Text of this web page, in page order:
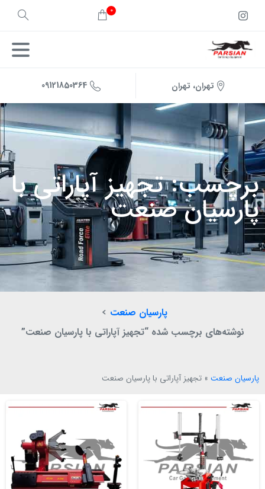
0
تهران، تهران 09121850364
برچسب: تجهیز آپاراتی با
پارسیان صنعت
پارسیان صنعت
نوشته‌های برچسب شده “تجهیز آپاراتی با پارسیان صنعت”
پارسیان صنعت » تجهیز آپاراتی با پارسیان صنعت